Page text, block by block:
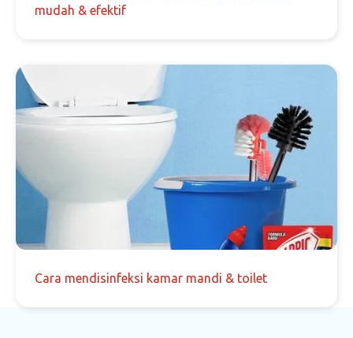
mudah & efektif
Cara mendisinfeksi kamar mandi & toilet